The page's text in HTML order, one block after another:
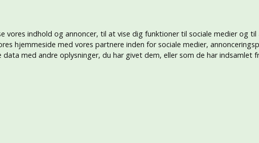
vores indhold og annoncer, til at vise dig funktioner til sociale medier og
hjemmeside med vores partnere inden for sociale medier,
data med andre oplysninger, du har givet dem, eller som de har indsamlet
Hjælp
Tryk på tøj
Betal